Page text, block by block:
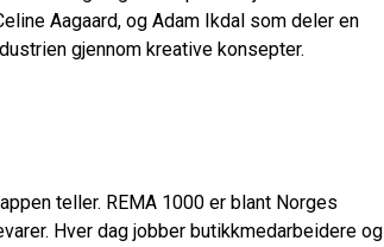
Aagaard, og Adam Ikdal som deler en
gjennom kreative konsepter.
teller. REMA 1000 er blant Norges
Hver dag jobber butikkmedarbeidere og